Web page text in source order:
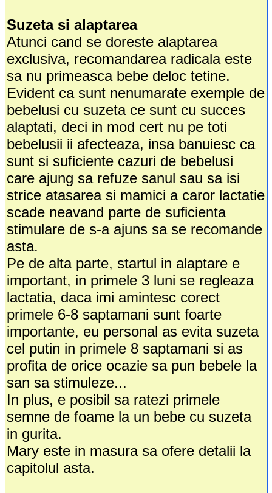
Suzeta si alaptarea
Atunci cand se doreste alaptarea
exclusiva, recomandarea radicala este
sa nu primeasca bebe deloc tetine.
Evident ca sunt nenumarate exemple de
bebelusi cu suzeta ce sunt cu succes
alaptati, deci in mod cert nu pe toti
bebelusii ii afecteaza, insa banuiesc ca
sunt si suficiente cazuri de bebelusi
care ajung sa refuze sanul sau sa isi
strice atasarea si mamici a caror lactatie
scade neavand parte de suficienta
stimulare de s-a ajuns sa se recomande
asta.
Pe de alta parte, startul in alaptare e
important, in primele 3 luni se regleaza
lactatia, daca imi amintesc corect
primele 6-8 saptamani sunt foarte
importante, eu personal as evita suzeta
cel putin in primele 8 saptamani si as
profita de orice ocazie sa pun bebele la
san sa stimuleze...
In plus, e posibil sa ratezi primele
semne de foame la un bebe cu suzeta
in gurita.
Mary este in masura sa ofere detalii la
capitolul asta.